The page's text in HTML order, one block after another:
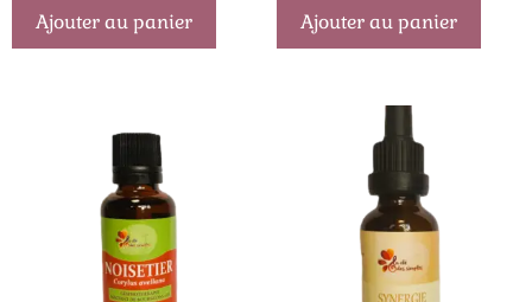
Ajouter au panier Ajouter au panier